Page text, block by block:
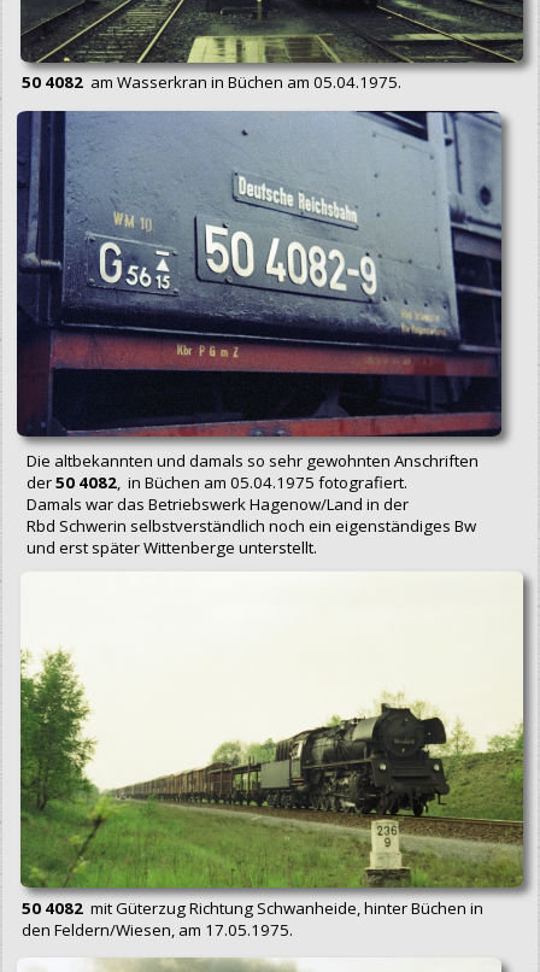
50 4082 am Wasserkran in Büchen am 05.04.1975.
Die altbekannten und damals so sehr gewohnten Anschriften
der50 4082, in Büchen am 05.04.1975 fotografiert.
Damals war das Betriebswerk Hagenow/Land in der
Rbd Schwerin selbstverständlich noch ein eigenständiges Bw
und erst später Wittenberge unterstellt.
50 4082 mit Güterzug Richtung Schwanheide, hinter Büchen in
den Feldern/Wiesen, am 17.05.1975.